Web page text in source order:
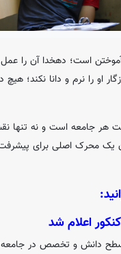
است؛ دهخدا آن را عمل
را نرم و دانا نکند؛ هیچ
هر جامعه است و نه تنها
یک محرک اصلی برای
اعلام شد
دانش و تخصص در